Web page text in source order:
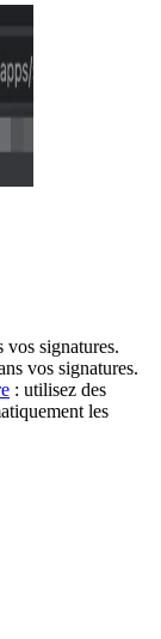
vos signatures.
vos signatures.
: utilisez des
les